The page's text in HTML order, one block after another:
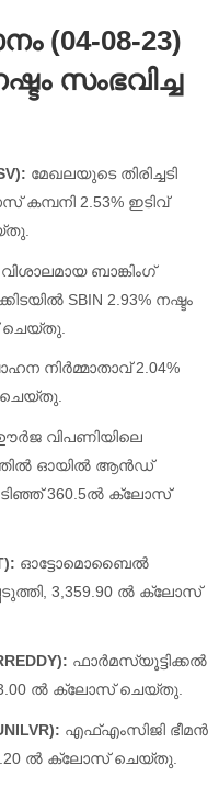
08-23)
സംഭവിച്ച
മേഖലയുടെ തിരിച്ചടി
2.53% ഇടിവ്
വിശാലമായ ബാങ്കിംഗ്
SBIN 2.93% നഷ്ടം
ചെയ്തു.
നിർമ്മാതാവ് 2.04%
ചെയ്തു.
വിപണിയിലെ
ഓയിൽ ആൻഡ്
360.5ൽ ക്ലോസ്
ഓട്ടോമൊബൈൽ
3,359.90 ൽ ക്ലോസ്
ഫാർമസ്യൂട്ടിക്കൽ
ൽ ക്ലോസ് ചെയ്തു.
എഫ്എംസിജി ഭീമൻ
ൽ ക്ലോസ് ചെയ്തു.